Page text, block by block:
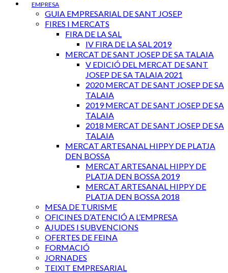
EMPRESA
GUIA EMPRESARIAL DE SANT JOSEP
FIRES I MERCATS
FIRA DE LA SAL
IV FIRA DE LA SAL 2019
MERCAT DE SANT JOSEP DE SA TALAIA
V EDICIÓ DEL MERCAT DE SANT
JOSEP DE SA TALAIA 2021
2020 MERCAT DE SANT JOSEP DE SA
TALAIA
2019 MERCAT DE SANT JOSEP DE SA
TALAIA
2018 MERCAT DE SANT JOSEP DE SA
TALAIA
MERCAT ARTESANAL HIPPY DE PLATJA
DEN BOSSA
MERCAT ARTESANAL HIPPY DE
PLATJA DEN BOSSA 2019
MERCAT ARTESANAL HIPPY DE
PLATJA DEN BOSSA 2018
MESA DE TURISME
OFICINES D’ATENCIÓ A L’EMPRESA
AJUDES I SUBVENCIONS
OFERTES DE FEINA
FORMACIÓ
JORNADES
TEIXIT EMPRESARIAL